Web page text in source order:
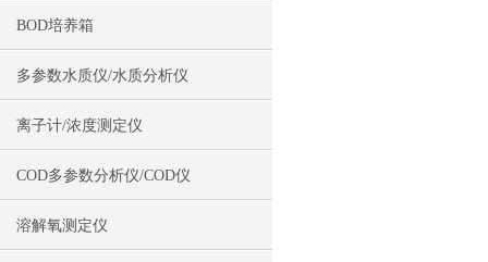
BOD培养箱
多参数水质仪/水质分析仪
离子计/浓度测定仪
COD多参数分析仪/COD仪
溶解氧测定仪